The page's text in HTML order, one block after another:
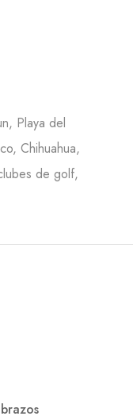
Playa del
Chihuahua,
de golf,